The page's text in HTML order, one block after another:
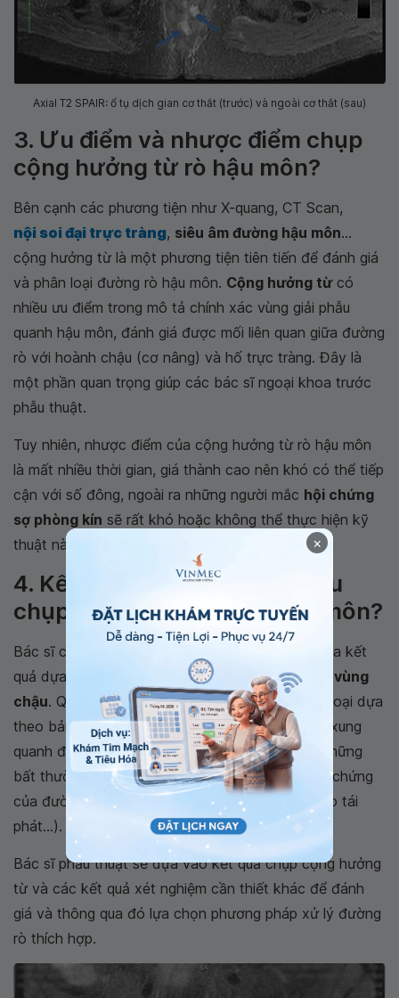
Axial T2 SPAIR: ổ tụ dịch gian cơ thắt (trước) và ngoài cơ thắt (sau)
3. Ưu điểm và nhược điểm chụp
cộng hưởng từ rò hậu môn?
Bên cạnh các phương tiện như X-quang, CT Scan,
nội soi đại trực tràng, siêu âm đường hậu môn...
cộng hưởng từ là một phương tiện tiên tiến để đánh giá
và phân loại đường rò hậu môn. Cộng hưởng từcó
nhiều ưu điểm trong mô tả chính xác vùng giải phẫu
quanh hậu môn, đánh giá được mối liên quan giữa đường
rò với hoành chậu (cơ nâng) và hố trực tràng. Đây là
một phần quan trọng giúp các bác sĩ ngoại khoa trước
phẫu thuật.
Tuy nhiên, nhược điểm của cộng hưởng từ rò hậu môn
là mất nhiều thời gian, giá thành cao nên khó có thể tiếp
cận với số đông, ngoài ra những người mắc hội chứng
sợ phòng kín sẽ rất khó hoặc không thể thực hiện kỹ
thuật này.
4. Kết quả bạn nhận được sau
chụp cộng hưởng từ rò hậu môn?
Bác sĩ chẩn đoán hình ảnh sẽ phân tích và đưa ra kết
quả dựa trên
hình chụp qua từng lát cắt mỏng vùng
chậu. Qua đó, đường rò của bạn sẽ được phân loại dựa
theo bảng phân loại hiện có. Đồng thời, nhu mô xung
quanh đường rò sẽ được đánh giá và ghi nhận những
bất thường đáng chú ý, trong đó có những biến chứng
của đường rò (ví dụ nhiễm trùng, áp xe, đường rò tái
phát...).
Bác sĩ phẫu thuật sẽ dựa vào kết quả chụp cộng hưởng
từ và các kết quả xét nghiệm cần thiết khác để đánh
giá và thông qua đó lựa chọn phương pháp xử lý đường
rò thích hợp.
×